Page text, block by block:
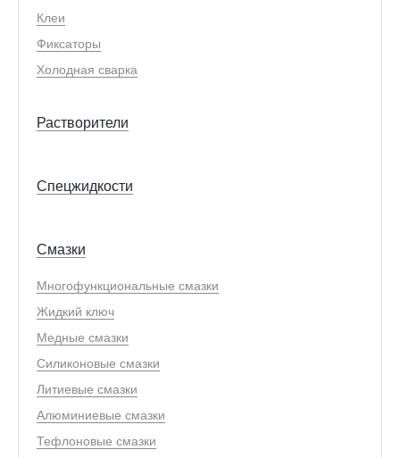
Клеи
Фиксаторы
Холодная сварка
Растворители
Спецжидкости
Смазки
Многофункциональные смазки
Жидкий ключ
Медные смазки
Силиконовые смазки
Литиевые смазки
Алюминиевые смазки
Тефлоновые смазки